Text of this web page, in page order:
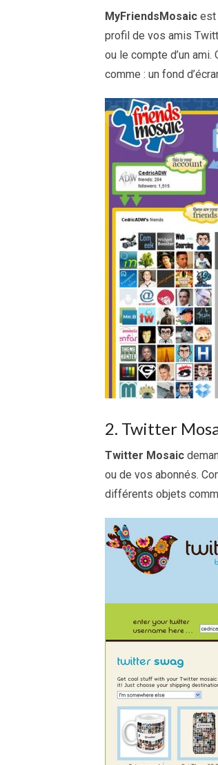
MyFriendsMosaic est
profil de vos amis
ou le compte d’un
comme : un fond
2. Twitter
Twitter Mosaic
ou de vos abonnés.
différents objets